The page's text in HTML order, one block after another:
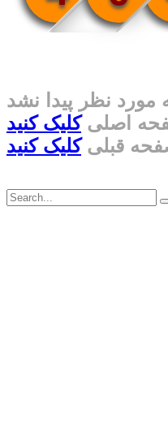
نظر پیدا نشد
اصلیکلیک کنید
قبلیکلیک کنید